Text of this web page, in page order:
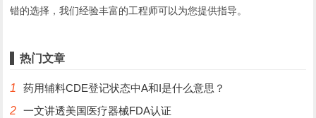
错的选择，我们经验丰富的工程师可以为您提供指导。
热门文章
1
药用辅料CDE登记状态中A和I是什么意思？
2
一文讲透美国医疗器械FDA认证